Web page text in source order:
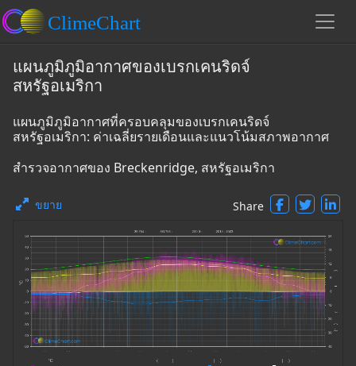
แผนภูมิภูมิอากาศของเบรกเคนริดจ์
สหรัฐอเมริกา
แผนภูมิภูมิอากาศที่ครอบคลุมของเบรกเคนริดจ์
สหรัฐอเมริกา: ค่าเฉลี่ยรายเดือนและแนวโน้มสภาพอากาศ
สำรวจอากาศของ Breckenridge, สหรัฐอเมริกา
ขยาย Share